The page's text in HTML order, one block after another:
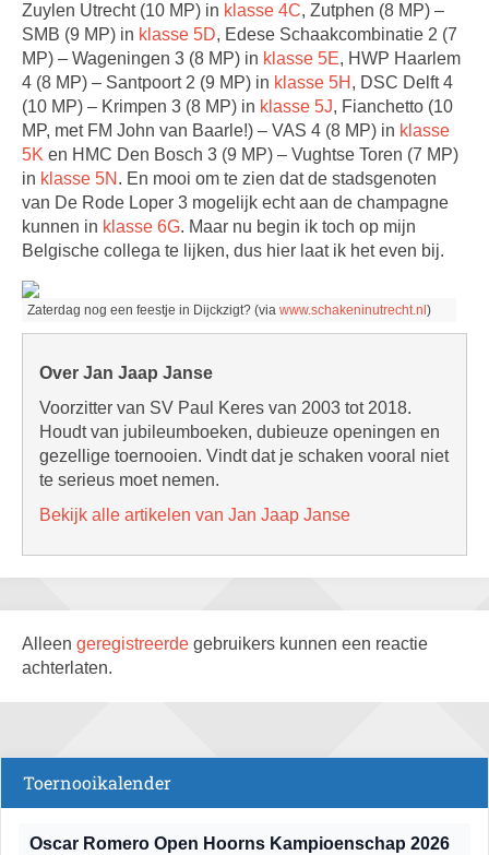
Zuylen Utrecht (10 MP) in klasse 4C, Zutphen (8 MP) –
SMB (9 MP) in klasse 5D, Edese Schaakcombinatie 2 (7
MP) – Wageningen 3 (8 MP) in klasse 5E, HWP Haarlem
4 (8 MP) – Santpoort 2 (9 MP) in klasse 5H , DSC Delft 4
(10 MP) – Krimpen 3 (8 MP) in klasse 5J, Fianchetto (10
MP, met FM John van Baarle!) – VAS 4 (8 MP) in klasse
5K en HMC Den Bosch 3 (9 MP) – Vughtse Toren (7 MP)
in klasse 5N . En mooi om te zien dat de stadsgenoten
van De Rode Loper 3 mogelijk echt aan de champagne
kunnen in klasse 6G. Maar nu begin ik toch op mijn
Belgische collega te lijken, dus hier laat ik het even bij.
Zaterdag nog een feestje in Dijckzigt? (via www.schakeninutrecht.nl )
Over Jan Jaap Janse
Voorzitter van SV Paul Keres van 2003 tot 2018.
Houdt van jubileumboeken, dubieuze openingen en
gezellige toernooien. Vindt dat je schaken vooral niet
te serieus moet nemen.
Bekijk alle artikelen van Jan Jaap Janse
Alleen geregistreerde gebruikers kunnen een reactie
achterlaten.
Toernooikalender
Oscar Romero Open Hoorns Kampioenschap 2026